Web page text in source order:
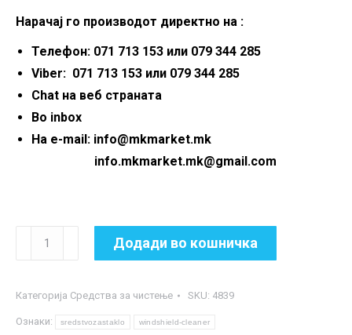
Нарачај го производот директно на :
Телефон: 071 713 153 или 079 344 285
Viber: 071 713 153 или 079 344 285
Chat на веб страната
Во inbox
На e-mail: info@mkmarket.mk
info.mkmarket.mk@gmail.com
Средство
шофершајбна
на
Додади во кошничка
Категорија Средства за чистење SKU: 4839
Ознаки: sredstvozastaklo windshield-cleaner